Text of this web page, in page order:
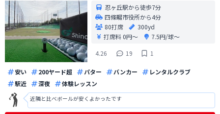
忍ヶ丘駅から徒歩7分
四條畷市役所から4分
80打席
300yd
打席料0円〜
7.5円/球〜
4.26
19 1
安い 200ヤード超 パター バンカー
レンタルクラブ
駅近
深夜 体験レッスン
近隣と比べボールが安くよかったです